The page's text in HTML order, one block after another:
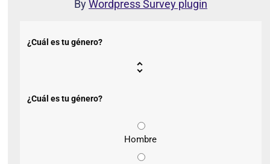
ByWordpress Survey plugin
¿Cuál es tu género?
¿Cuál es tu género?
Hombre